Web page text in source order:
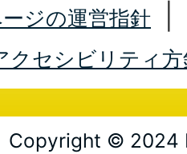
ジの運営指針
クセシビリティ方
Copyright © 2024